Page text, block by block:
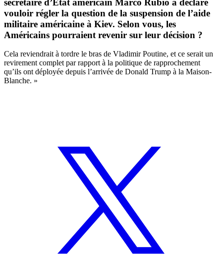
vouloir régler la question de la suspension de l’aide
militaire américaine à Kiev. Selon vous, les
Américains pourraient revenir sur leur décision ?
Cela reviendrait à tordre le bras de Vladimir Poutine, et ce serait un
revirement complet par rapport à la politique de rapprochement
qu’ils ont déployée depuis l’arrivée de Donald Trump à la Maison-
Blanche. »